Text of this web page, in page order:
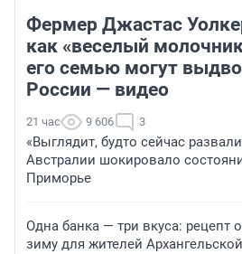
Фермер Джастас
как «веселый
его семью могут
России — видео
21 час 9 606 3
«Выглядит, будто сейчас
Австралии шокировало
Приморье
Одна банка — три вкуса: рецепт
зиму для жителей